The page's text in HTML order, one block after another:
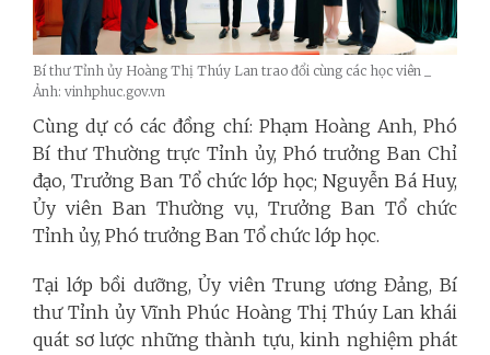
Bí thư Tỉnh ủy Hoàng Thị Thúy Lan trao đổi cùng các học viên _
Ảnh: vinhphuc.gov.vn
Cùng dự có các đồng chí: Phạm Hoàng Anh, Phó
Bí thư Thường trực Tỉnh ủy, Phó trưởng Ban Chỉ
đạo, Trưởng Ban Tổ chức lớp học; Nguyễn Bá Huy,
Ủy viên Ban Thường vụ, Trưởng Ban Tổ chức
Tỉnh ủy, Phó trưởng Ban Tổ chức lớp học.
Tại lớp bồi dưỡng, Ủy viên Trung ương Đảng, Bí
thư Tỉnh ủy Vĩnh Phúc Hoàng Thị Thúy Lan khái
quát sơ lược những thành tựu, kinh nghiệm phát